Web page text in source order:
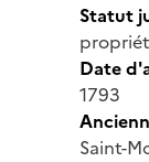
Statut
Date
1793
Saint-